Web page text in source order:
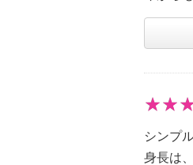
シンプ
身長は